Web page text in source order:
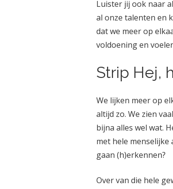
Luister jij ook naar
al onze talenten en
dat we meer op
voldoening en
Strip Hej,
We lijken meer op
altijd zo. We zien
bijna alles wel wat.
met hele menselijke
gaan (h)erkennen?
Over van die hele